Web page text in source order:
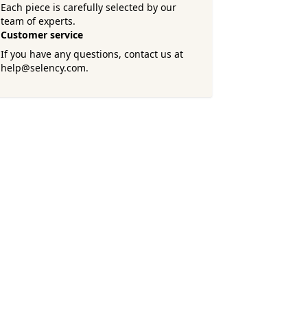
Each piece is carefully selected by our
team of experts.
Customer service
If you have any questions, contact us at
help@selency.com.